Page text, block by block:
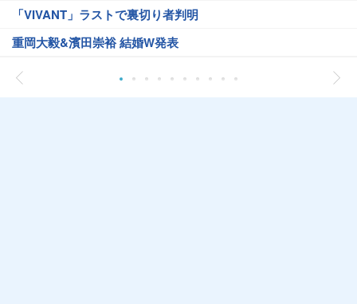
「VIVANT」ラストで裏切り者判明
重岡大毅&濱田崇裕 結婚W発表